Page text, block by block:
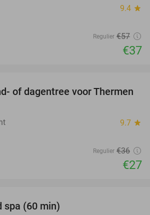
9.4 star
Regulier €57
€37
25%
of dagentree voor Thermen
9.7 star
Regulier €36
€27
spa (60 min)